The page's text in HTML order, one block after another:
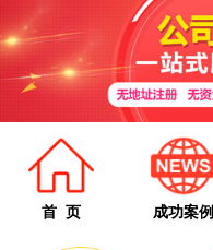
首 页 成功案例